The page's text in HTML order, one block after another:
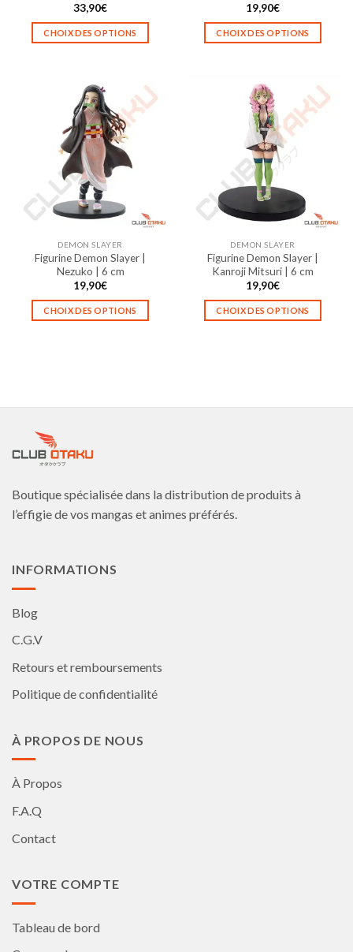
produit
produit
33,90€
CHOIX DES OPTIONS
a
plusieurs
variations.
Les
options
peuvent
être
choisies
sur
page
du
produit
19,90€
CHOIX DES OPTIONS
a
plusieurs
variations.
Les
options
peuvent
être
choisies
sur
page
du
produit
DEMON SLAYER
Figurine Demon Slayer |
Nezuko | 6 cm
19,90€
CHOIX DES OPTIONS
Les
être
sur
la
DEMON SLAYER
Figurine Demon Slayer |
Kanroji Mitsuri | 6 cm
19,90€
CHOIX DES OPTIONS
Les
sur
Boutique spécialisée dans la distribution de produits à
l’effigie de vos mangas et animes préférés.
INFORMATIONS
Blog
C.G.V
Retours et remboursements
Politique de confidentialité
À PROPOS DE NOUS
À Propos
F.A.Q
Contact
VOTRE COMPTE
Tableau de bord